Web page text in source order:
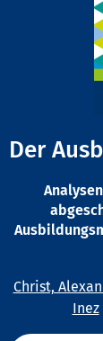
Der
Christ,
Inez